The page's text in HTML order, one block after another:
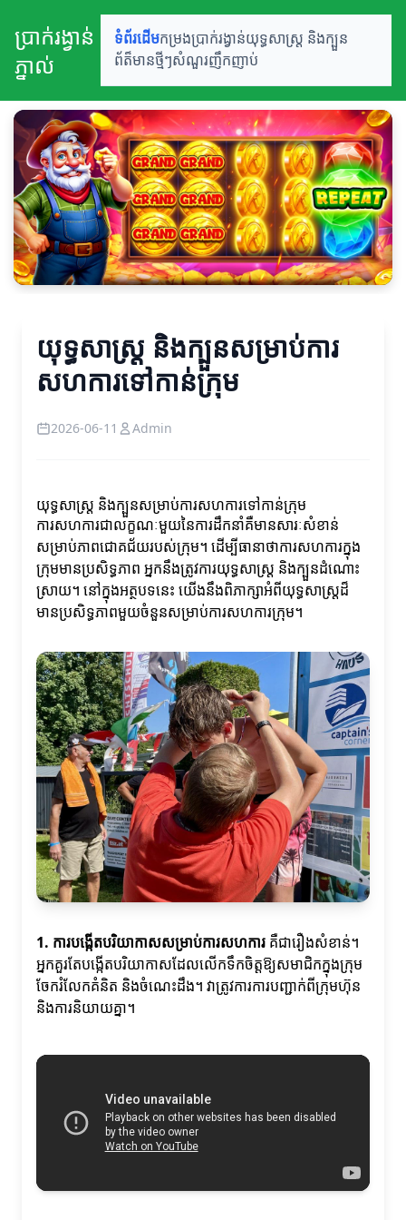
ប្រាក់រង្វាន់
ភ្នាល់
ទំព័រដើមកម្រងប្រាក់រង្វាន់យុទ្ធសាស្ត្រ និងក្បួន
ព័ត៏មានថ្មីៗសំណួរញឹកញាប់
យុទ្ធសាស្ត្រ និងក្បួនសម្រាប់ការ
សហការទៅកាន់ក្រុម
2026-06-11 Admin
យុទ្ធសាស្ត្រ និងក្បួនសម្រាប់ការសហការទៅកាន់ក្រុម
ការសហការជាលក្ខណៈមួយនៃការដឹកនាំគឺមានសារៈសំខាន់
សម្រាប់ភាពជោគជ័យរបស់ក្រុម។ ដើម្បីធានាថាការសហការក្នុង
ក្រុមមានប្រសិទ្ធភាព អ្នកនឹងត្រូវការយុទ្ធសាស្ត្រ និងក្បួនដំណោះ
ស្រាយ។ នៅក្នុងអត្ថបទនេះ យើងនឹងពិភាក្សាអំពីយុទ្ធសាស្ត្រដ៏
មានប្រសិទ្ធភាពមួយចំនួនសម្រាប់ការសហការក្រុម។
1. ការបង្កើតបរិយាកាសសម្រាប់ការសហការ គឺជារឿងសំខាន់។
អ្នកគួរតែបង្កើតបរិយាកាសដែលលើកទឹកចិត្តឱ្យសមាជិកក្នុងក្រុម
ចែករំលែកគំនិត និងចំណេះដឹង។ វាត្រូវការការបញ្ជាក់ពីក្រុមហ៊ុន
និងការនិយាយគ្នា។